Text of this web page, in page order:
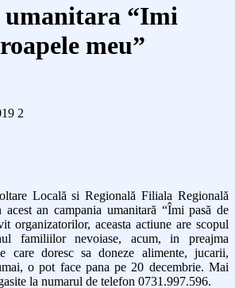
umanitara “Imi
meu”
2
Locală si Regională Filiala Regională
an campania umanitară “Îmi pasă de
organizatorilor, aceasta actiune are scopul
familiilor nevoiase, acum, in preajma
care doresc sa doneze alimente, jucarii,
o pot face pana pe 20 decembrie. Mai
la numarul de telefon 0731.997.596.